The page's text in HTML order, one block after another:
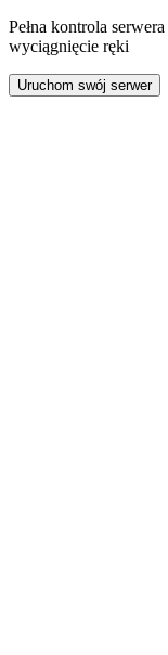
Pełna kontrola serwera
wyciągnięcie ręki
Uruchom swój serwer